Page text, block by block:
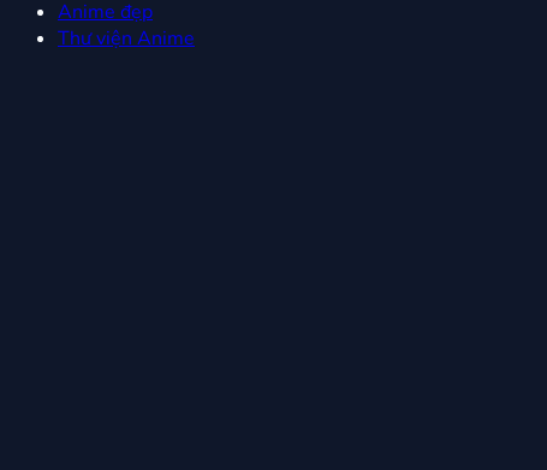
Anime đẹp
Thư viện Anime